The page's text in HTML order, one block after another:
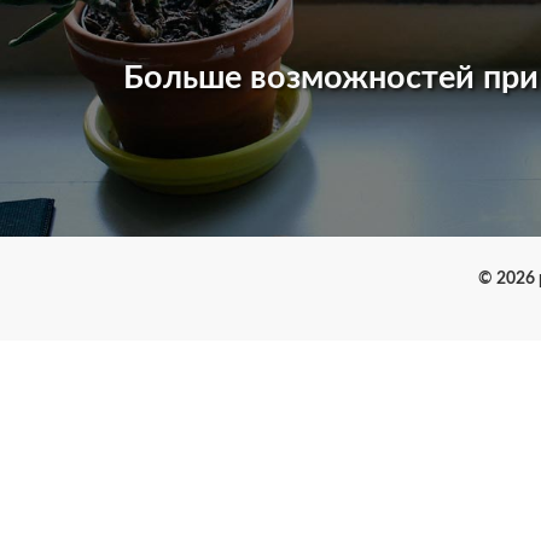
Больше возможностей
© 2026